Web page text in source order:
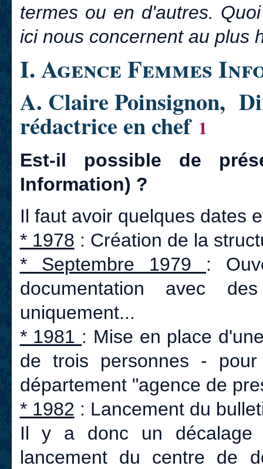
termes ou en d'autres.
ici nous concernent au plus
I. Agence Femmes
A. Claire Poinsignon,
rédactrice en chef 1
Est-il possible de
Information) ?
Il faut avoir quelques dates
* 1978 : Création de la
* Septembre 1979 :
documentation avec
uniquement...
* 1981 : Mise en place
de trois personnes -
département "agence de
* 1982 : Lancement du
Il y a donc un
lancement du centre de